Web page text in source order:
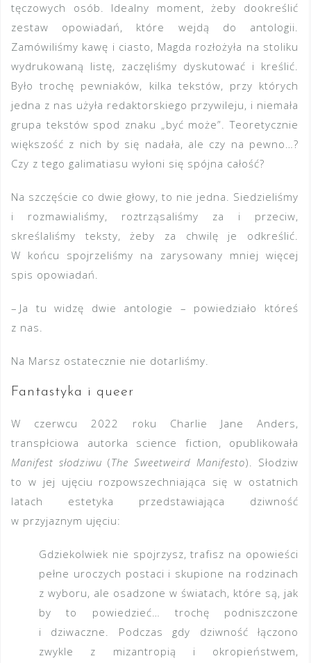
tęczowych osób. Idealny moment, żeby dookreślić
zestaw opowiadań, które wejdą do antologii.
Zamówiliśmy kawę i ciasto, Magda rozłożyła na stoliku
wydrukowaną listę, zaczęliśmy dyskutować i kreślić.
Było trochę pewniaków, kilka tekstów, przy których
jedna z nas użyła redaktorskiego przywileju, i niemała
grupa tekstów spod znaku „być może”. Teoretycznie
większość z nich by się nadała, ale czy na pewno…?
Czy z tego galimatiasu wyłoni się spójna całość?
Na szczęście co dwie głowy, to nie jedna. Siedzieliśmy
i rozmawialiśmy, roztrząsaliśmy za i przeciw,
skreślaliśmy teksty, żeby za chwilę je odkreślić.
W końcu spojrzeliśmy na zarysowany mniej więcej
spis opowiadań.
– Ja tu widzę dwie antologie – powiedziało któreś
z nas.
Na Marsz ostatecznie nie dotarliśmy.
Fantastyka i queer
W czerwcu 2022 roku Charlie Jane Anders,
transpłciowa autorka science fiction, opublikowała
Manifest słodziwu (The Sweetweird Manifesto). Słodziw
to w jej ujęciu rozpowszechniająca się w ostatnich
latach estetyka przedstawiająca dziwność
w przyjaznym ujęciu:
Gdziekolwiek nie spojrzysz, trafisz na opowieści
pełne uroczych postaci i skupione na rodzinach
z wyboru, ale osadzone w światach, które są, jak
by to powiedzieć… trochę podniszczone
i dziwaczne. Podczas gdy dziwność łączono
zwykle z mizantropią i okropieństwem,